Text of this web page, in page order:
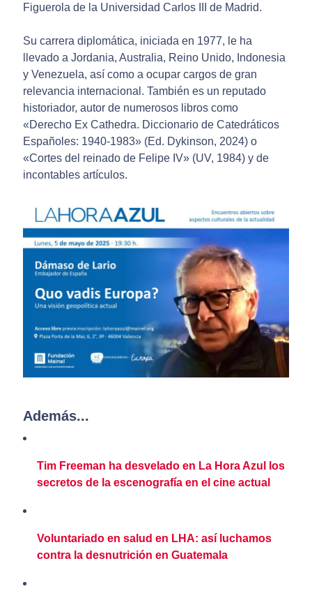
Figuerola de la Universidad Carlos III de Madrid.
Su carrera diplomática, iniciada en 1977, le ha
llevado a Jordania, Australia, Reino Unido, Indonesia
y Venezuela, así como a ocupar cargos de gran
relevancia internacional. También es un reputado
historiador, autor de numerosos libros como
«Derecho Ex Cathedra. Diccionario de Catedráticos
Españoles: 1940-1983» (Ed. Dykinson, 2024) o
«Cortes del reinado de Felipe IV» (UV, 1984) y de
incontables artículos.
Además...
Tim Freeman ha desvelado en La Hora Azul los
secretos de la escenografía en el cine actual
Voluntariado en salud en LHA: así luchamos
contra la desnutrición en Guatemala